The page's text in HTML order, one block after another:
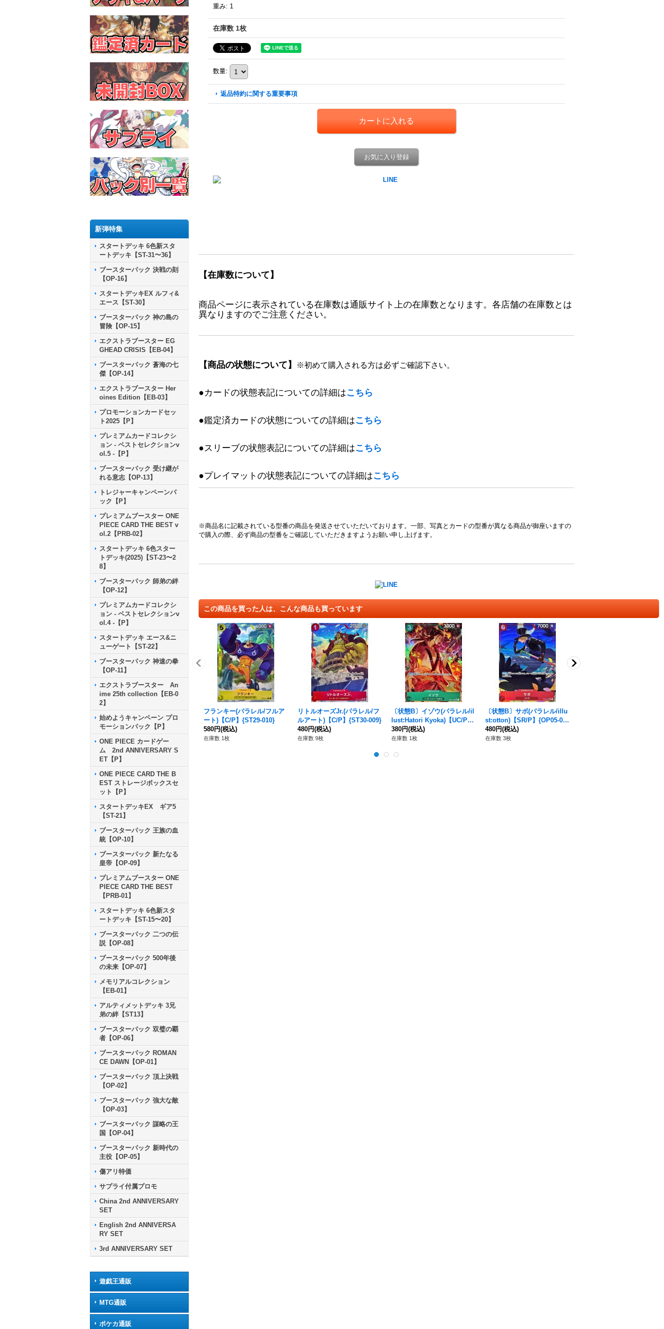
新弾特集
スタートデッキ 6色新スタ
ートデッキ【ST-31〜36】
ブースターパック 決戦の刻
【OP-16】
スタートデッキEX ルフィ&
エース【ST-30】
ブースターパック 神の島の
冒険【OP-15】
エクストラブースター EG
GHEAD CRISIS【EB-04】
ブースターパック 蒼海の七
傑【OP-14】
エクストラブースター Her
oines Edition【EB-03】
プロモーションカードセッ
ト2025【P】
プレミアムカードコレクシ
ョン - ベストセレクションv
ol.5 -【P】
ブースターパック 受け継が
れる意志【OP-13】
トレジャーキャンペーンパ
ック【P】
プレミアムブースター ONE
PIECE CARD THE BEST v
ol.2【PRB-02】
スタートデッキ 6色スター
トデッキ(2025)【ST-23〜2
8】
ブースターパック 師弟の絆
【OP-12】
プレミアムカードコレクシ
ョン - ベストセレクションv
ol.4 -【P】
スタートデッキ エース&ニ
ューゲート【ST-22】
ブースターパック 神速の拳
【OP-11】
エクストラブースター An
ime 25th collection【EB-0
2】
始めようキャンペーン プロ
モーションパック【P】
ONE PIECE カードゲー
ム 2nd ANNIVERSARY S
ET【P】
ONE PIECE CARD THE B
EST ストレージボックスセ
ット【P】
スタートデッキEX ギア5
【ST-21】
ブースターパック 王族の血
統【OP-10】
ブースターパック 新たなる
皇帝【OP-09】
プレミアムブースター ONE
PIECE CARD THE BEST
【PRB-01】
スタートデッキ 6色新スタ
ートデッキ【ST-15〜20】
ブースターパック 二つの伝
説【OP-08】
ブースターパック 500年後
の未来【OP-07】
メモリアルコレクション
【EB-01】
アルティメットデッキ 3兄
弟の絆【ST13】
ブースターパック 双璧の覇
者【OP-06】
ブースターパック ROMAN
CE DAWN【OP-01】
ブースターパック 頂上決戦
【OP-02】
ブースターパック 強大な敵
【OP-03】
ブースターパック 謀略の王
国【OP-04】
ブースターパック 新時代の
主役【OP-05】
傷アリ特価
サプライ付属プロモ
China 2nd ANNIVERSARY
SET
English 2nd ANNIVERSA
RY SET
3rd ANNIVERSARY SET
遊戯王通販
MTG通販
ポケカ通販
重み: 1
在庫数 1枚
数量:
返品特約に関する重要事項
お気に入り登録
【在庫数について】
商品ページに表示されている在庫数は通販サイト上の在庫数となります。各店舗の在庫数とは
異なりますのでご注意ください。
【商品の状態について】 ※初めて購入される方は必ずご確認下さい。
●カードの状態表記についての詳細はこちら
●鑑定済カードの状態についての詳細はこちら
●スリーブの状態表記についての詳細はこちら
●プレイマットの状態表記についての詳細はこちら
※商品名に記載されている型番の商品を発送させていただいております。一部、写真とカードの型番が異なる商品が御座いますの
で購入の際、必ず商品の型番をご確認していただきますようお願い申し上げます。
この商品を買った人は、こんな商品も買っています
フランキー(パラレル/フルア
ート)【C/P】{ST29-010}
580円(税込)
在庫数 1枚
リトルオーズJr.(パラレル/フ
ルアート)【C/P】{ST30-009}
480円(税込)
在庫数 9枚
〔状態B〕イゾウ(パラレル/il
lust:Hatori Kyoka)【UC/P】
{OP01-033}
380円(税込)
在庫数 1枚
〔状態B〕サボ(パラレル/illu
st:otton)【SR/P】{OP05-00
7}
480円(税込)
在庫数 3枚